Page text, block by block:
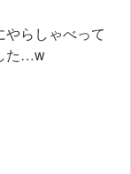
らしゃべって
た…w